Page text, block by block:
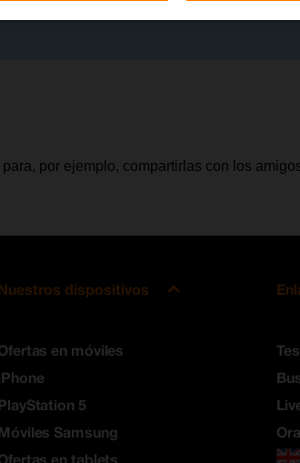
por ejemplo, compartirlas con los
dispositivos
en móviles
5
Samsung
en tablets